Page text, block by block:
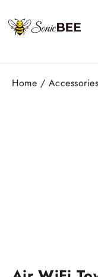
Home / Accessories